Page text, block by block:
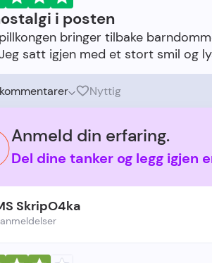
i posten
bringer tilbake
kommentarer Nyttig
Anmeld din erfaring.
Del dine tanker og legg igjen
SkripO4ka
anmeldelser